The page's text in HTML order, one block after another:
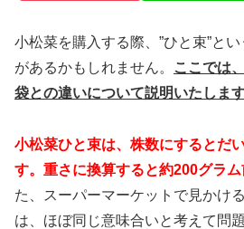
小松菜を購入する際、”ひと束”と
があるかもしれません。
ここでは
袋との違いについて説明いたします
小松菜ひと束は、株数にするとだ
す。重さに換算すると約200グラム
た、スーパーマーケットで見かけ
は、ほぼ同じ意味合いと考えて問